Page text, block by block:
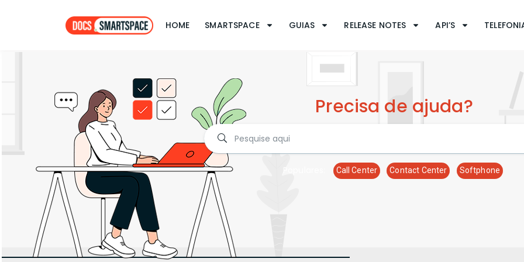
HOME SMARTSPACE GUIAS RELEASE NOTES API’S
Precisa de ajuda?
Call Center Contact Center Softphone